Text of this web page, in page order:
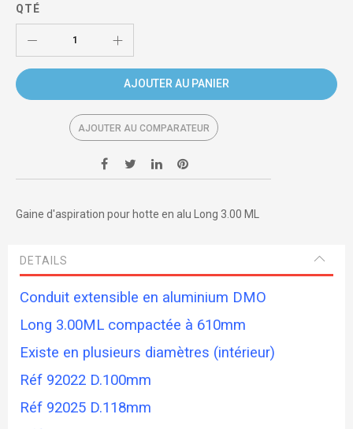
QTÉ
AJOUTER AU PANIER
AJOUTER AU COMPARATEUR
Gaine d'aspiration pour hotte en alu Long 3.00 ML
DETAILS
Conduit extensible en aluminium DMO
Long 3.00ML compactée à 610mm
Existe en plusieurs diamètres (intérieur)
Réf 92022 D.100mm
Réf 92025 D.118mm